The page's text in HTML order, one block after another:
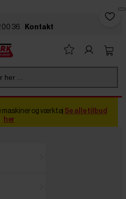
00 36 Kontakt
...
maskiner og værktøj Se alle tilbud
her